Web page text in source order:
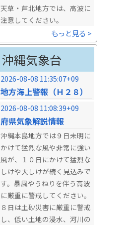
天草・芦北地方では、高波に
注意してください。
もっと見る >
沖縄気象台
2026-08-08 11:35:07+09
地方海上警報（Ｈ２８）
2026-08-08 11:08:39+09
府県気象解説情報
沖縄本島地方では９日未明に
かけて猛烈な風や非常に強い
風が、１０日にかけて猛烈な
しけや大しけが続く見込みで
す。暴風やうねりを伴う高波
に厳重に警戒してください。
８日は土砂災害に厳重に警戒
し、低い土地の浸水、河川の